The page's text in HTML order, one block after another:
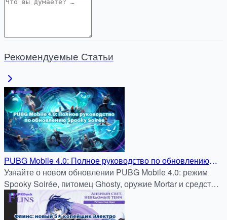
Рекомендуемые Статьи
PUBG Mobile 4.0: Полное руководство по обновлению
Spooky Soirée
Узнайте о новом обновлении PUBG Mobile 4.0: режим
Spooky Soirée, питомец Ghosty, оружие Mortar и средство
передвижения Magic Broom. Полный обзор новых
функций и стратегий.